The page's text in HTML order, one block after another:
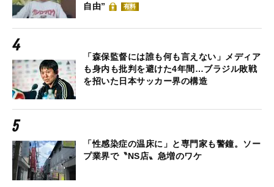
自由”
有料
「森保監督には誰も何も言えない」メディア
も身内も批判を避けた4年間…ブラジル敗戦
を招いた日本サッカー界の構造
「性感染症の温床に」と専門家も警鐘。ソー
プ業界で〝NS店〟急増のワケ